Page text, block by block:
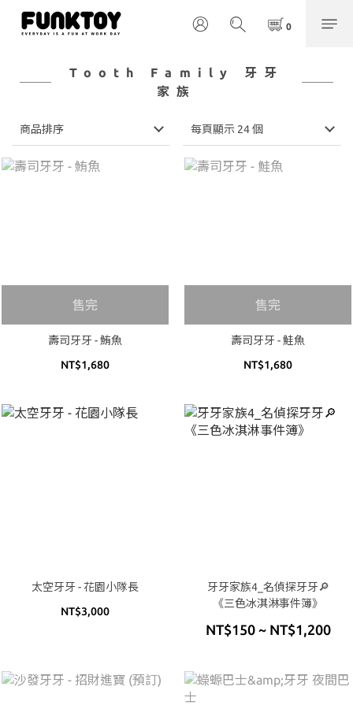
Tooth Family 牙牙
家族
商品排序 每頁顯示 24 個
售完
壽司牙牙 - 鮪魚
NT$1,680
售完
壽司牙牙 - 鮭魚
NT$1,680
太空牙牙 - 花園小隊長
NT$3,000
牙牙家族4_名偵探牙牙🔎
《三色冰淇淋事件簿》
NT$150 ~ NT$1,200